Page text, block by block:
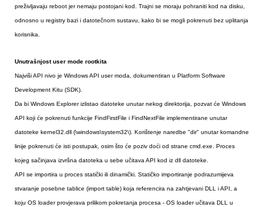
preživljavaju reboot jer nemaju postojani kod. Trajni se moraju pohraniti kod na disku,
odnosno u registry bazi i datotečnom sustavu, kako bi se mogli pokrenuti bez uplitanja
korisnika.
Unutrašnjost user mode rootkita
Najviši API nivo je Windows API user moda, dokumentiran u Platform Software
Development Kitu (SDK).
Da bi Windows Explorer izlistao datoteke unutar nekog direktorija, pozvat će Windows
API koji će pokrenuti funkcije FindFirstFile i FindNextFile implementirane unutar
datoteke kernel32.dll (\windows\system32\). Korištenje naredbe "dir" unutar komandne
linije pokrenuti će isti postupak, osim što će poziv doći od strane cmd.exe. Proces
kojeg sačinjava izvršna datoteka u sebe učitava API kod iz dll datoteke.
API se importira u proces statički ili dinamički. Statičko importiranje podrazumijeva
stvaranje posebne tablice (import table) koja referencira na zahtjevani DLL i API, a
koju OS loader provjerava prilikom pokretanja procesa - OS loader učitava DLL u